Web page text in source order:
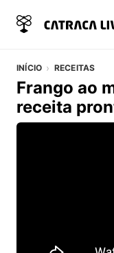
INÍCIO RECEITAS
Frango ao
receita
Vídeo do